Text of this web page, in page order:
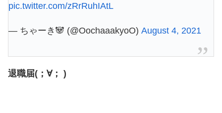
pic.twitter.com/zRrRuhIAtL
— ちゃーき🐼 (@OochaaakyoO) August 4, 2021
退職届(；∀； )